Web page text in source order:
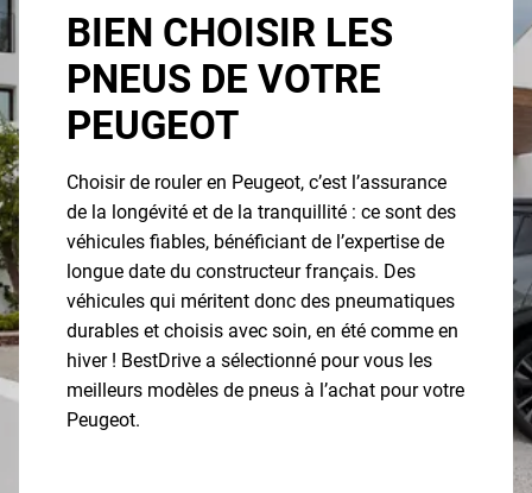
BIEN CHOISIR LES
PNEUS DE VOTRE
PEUGEOT
Choisir de rouler en Peugeot, c’est l’assurance
de la longévité et de la tranquillité : ce sont des
véhicules fiables, bénéficiant de l’expertise de
longue date du constructeur français. Des
véhicules qui méritent donc des pneumatiques
durables et choisis avec soin, en été comme en
hiver ! BestDrive a sélectionné pour vous les
meilleurs modèles de pneus à l’achat pour votre
Peugeot.